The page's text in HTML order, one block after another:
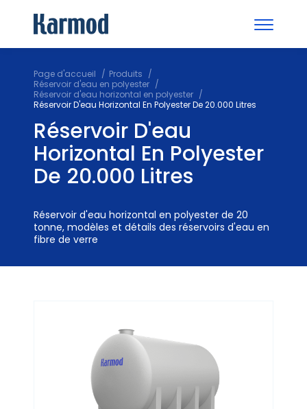
Page d'accueil
Produits
Réservoir d'eau en polyester
Réservoir d'eau horizontal en polyester
Réservoir D'eau Horizontal En Polyester De 20.000 Litres
Réservoir D'eau
Horizontal En Polyester
De 20.000 Litres
Réservoir d'eau horizontal en polyester de 20
tonne, modèles et détails des réservoirs d'eau en
fibre de verre